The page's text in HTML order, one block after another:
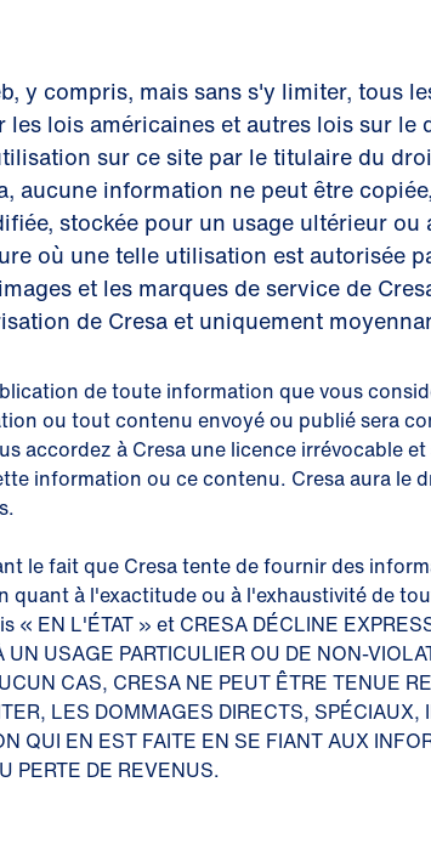
y compris, mais sans s'y limiter, tous
lois américaines et autres lois sur
sur ce site par le titulaire du
aucune information ne peut être
stockée pour un usage ultérieur
où une telle utilisation est autorisée
et les marques de service de
de Cresa et uniquement
de toute information que vous
ou tout contenu envoyé ou publié sera
à Cresa une licence irrévocable
information ou ce contenu. Cresa aura le
le fait que Cresa tente de fournir des
quant à l'exactitude ou à l'exhaustivité de
L'ÉTAT » et CRESA DÉCLINE
USAGE PARTICULIER OU DE NON-
CAS, CRESA NE PEUT ÊTRE TENUE
LES DOMMAGES DIRECTS,
QUI EN EST FAITE EN SE FIANT AUX
PERTE DE REVENUS.